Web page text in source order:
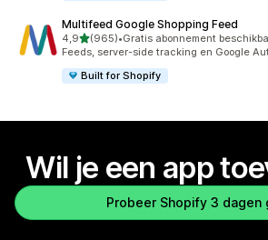
Multifeed Google Shopping Feed
4,9van 5 sterren
(965)
965 recensies in totaal
•Gratis abonnement
Feeds, server-side tracking en Google
Built for Shopify
Wil je een app
Probeer Shopify 3 dagen